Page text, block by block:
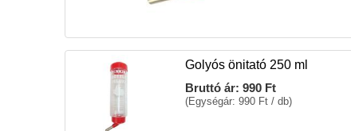
Golyós önitató 250 ml
Bruttó ár:990 Ft
(Egységár: 990 Ft / db)